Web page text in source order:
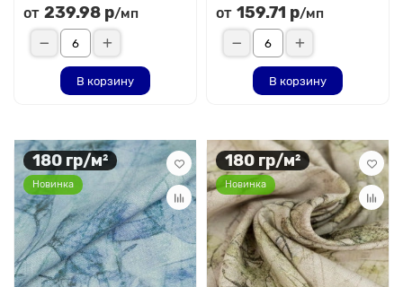
от 239.98 р/мп
В корзину
от 159.71 р/мп
В корзину
180 гр/м²
Новинка
180 гр/м²
Новинка